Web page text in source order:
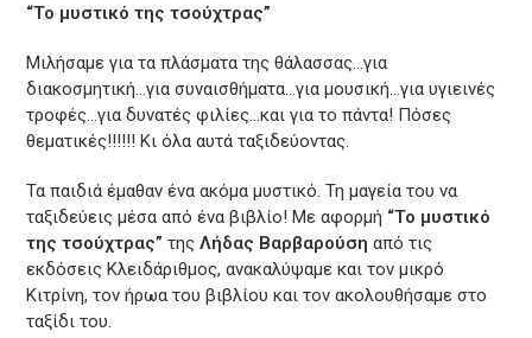
“Το μυστικό της τσούχτρας”
Μιλήσαμε για τα πλάσματα της θάλασσας…για
διακοσμητική…για συναισθήματα…για μουσική…για υγιεινές
τροφές…για δυνατές φιλίες…και για το πάντα! Πόσες
θεματικές!!!!!! Κι όλα αυτά ταξιδεύοντας.
Τα παιδιά έμαθαν ένα ακόμα μυστικό. Τη μαγεία του να
ταξιδεύεις μέσα από ένα βιβλίο! Με αφορμή “Το μυστικό
της τσούχτρας” τηςΛήδας Βαρβαρούση από τις
εκδόσεις Κλειδάριθμος, ανακαλύψαμε και τον μικρό
Κιτρίνη, τον ήρωα του βιβλίου και τον ακολουθήσαμε στο
ταξίδι του.